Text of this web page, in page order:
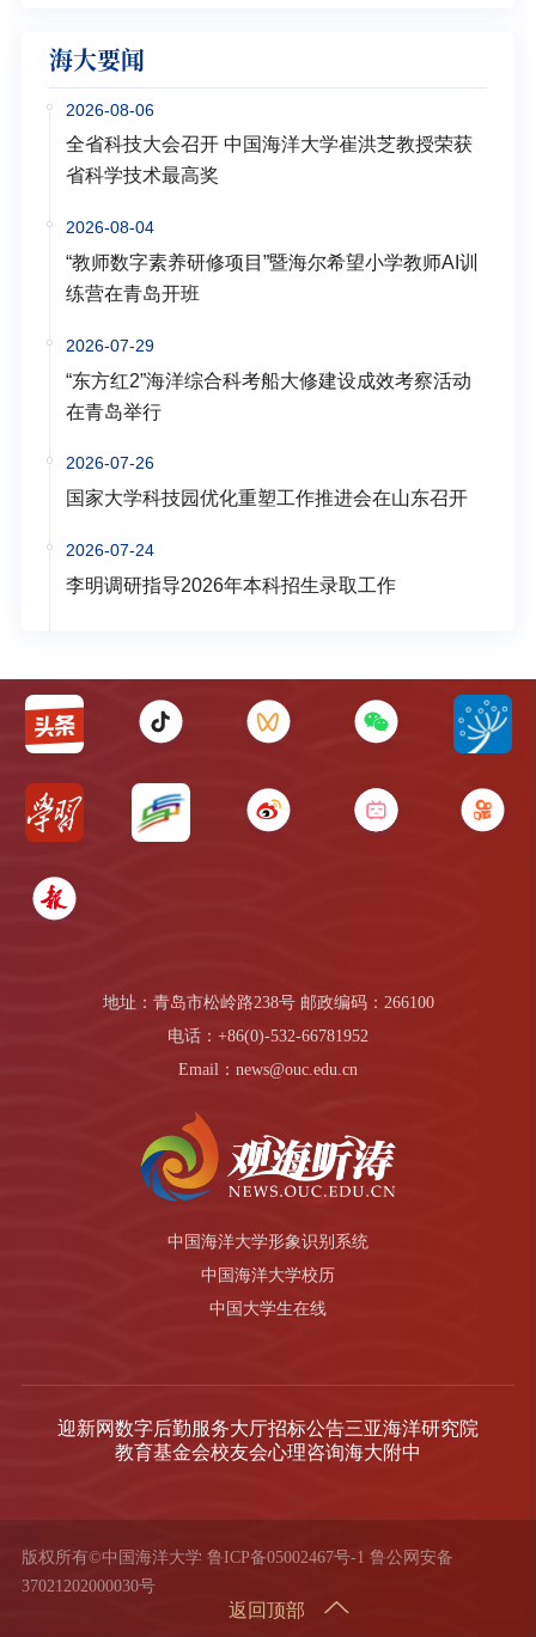
海大要闻
2026-08-06
全省科技大会召开 中国海洋大学崔洪芝教授荣获
省科学技术最高奖
2026-08-04
“教师数字素养研修项目”暨海尔希望小学教师AI训
练营在青岛开班
2026-07-29
“东方红2”海洋综合科考船大修建设成效考察活动
在青岛举行
2026-07-26
国家大学科技园优化重塑工作推进会在山东召开
2026-07-24
李明调研指导2026年本科招生录取工作
地址：青岛市松岭路238号 邮政编码：266100
电话：+86(0)-532-66781952
Email：news@ouc.edu.cn
中国海洋大学形象识别系统
中国海洋大学校历
中国大学生在线
迎新网数字后勤服务大厅招标公告三亚海洋研究院
教育基金会校友会心理咨询海大附中
版权所有©中国海洋大学 鲁ICP备05002467号-1 鲁公网安备
37021202000030号
返回顶部